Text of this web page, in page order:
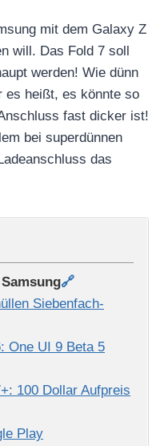
mit dem Galaxy Z
will. Das Fold 7 soll
werden! Wie dünn
es heißt, es könnte so
fast dicker ist!
bei superdünnen
das
🔗
Siebenfach-
One UI 9 Beta 5
100 Dollar Aufpreis
Play